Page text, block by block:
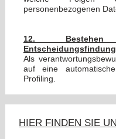
personenbezogenen
12. Bestehen
Entscheidungsfindung
Als
auf eine
Profiling.
HIER FINDEN SIE